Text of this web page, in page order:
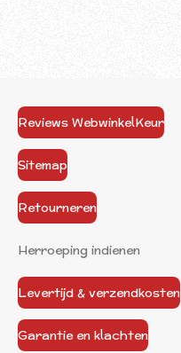
Reviews WebwinkelKeur
Sitemap
Retourneren
Herroeping indienen
Levertijd & verzendkosten
Garantie en klachten